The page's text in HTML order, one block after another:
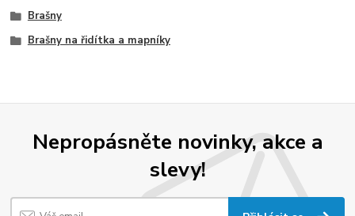
Brašny
Brašny na řidítka a mapníky
Nepropásněte novinky, akce a
slevy!